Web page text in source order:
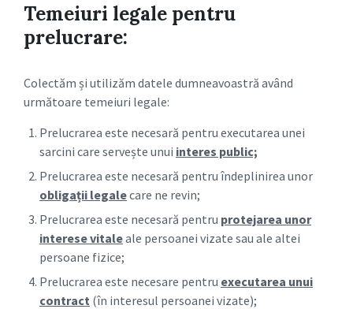
Temeiuri legale pentru
prelucrare:
Colectăm și utilizăm datele dumneavoastră având
următoare temeiuri legale:
Prelucrarea este necesară pentru executarea unei
sarcini care servește unui interes public;
Prelucrarea este necesară pentru îndeplinirea unor
obligații legalecare ne revin;
Prelucrarea este necesară pentru protejarea unor
interese vitaleale persoanei vizate sau ale altei
persoane fizice;
Prelucrarea este necesare pentru executarea unui
contract (în interesul persoanei vizate);